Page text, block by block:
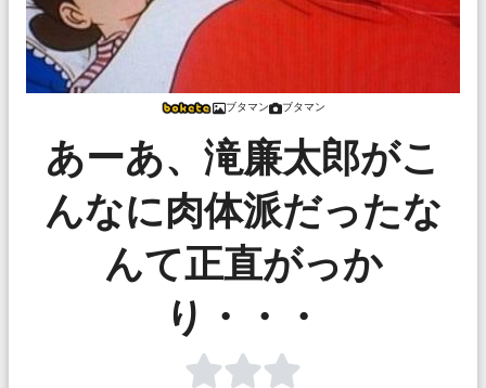
ブタマン ブタマン
あーあ、滝廉太郎がこ
んなに肉体派だったな
んて正直がっか
り・・・